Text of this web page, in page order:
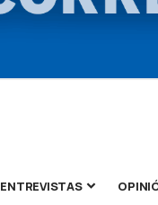
ENTREVISTAS